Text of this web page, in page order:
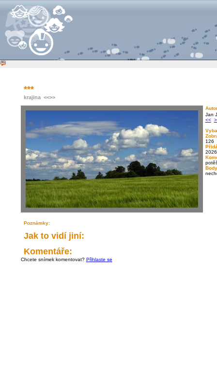
***
krajina <<>>
Jan
<<
126
Poznámky:
Jak to vidí jiní:
Komentáře:
Chcete snímek komentovat? Přihlaste se